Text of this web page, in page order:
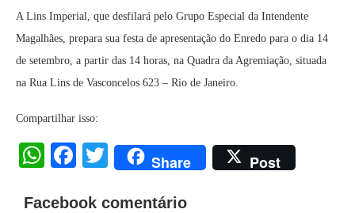
A Lins Imperial, que desfilará pelo Grupo Especial da Intendente
Magalhães, prepara sua festa de apresentação do Enredo para o dia 14
de setembro, a partir das 14 horas, na Quadra da Agremiação, situada
na Rua Lins de Vasconcelos 623 – Rio de Janeiro.
Compartilhar isso:
WhatsApp
Facebook
Twitter
Share Post
Facebook comentário